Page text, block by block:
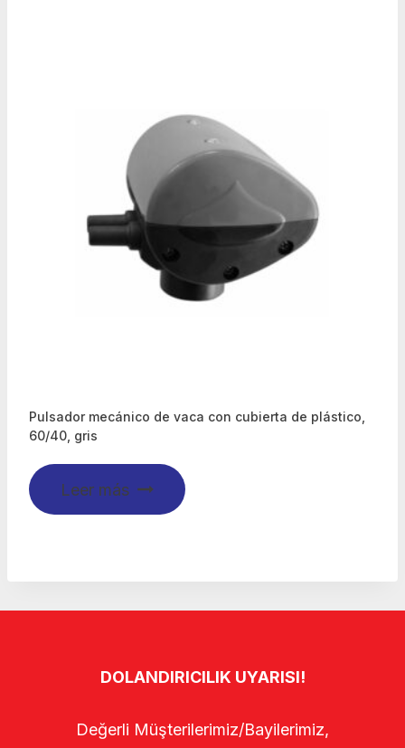
Pulsador mecánico de vaca con cubierta de plástico,
60/40, gris
Leer más
DOLANDIRICILIK UYARISI!
Değerli Müşterilerimiz/Bayilerimiz,